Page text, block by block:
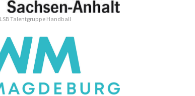
LSB Talentgruppe Handball